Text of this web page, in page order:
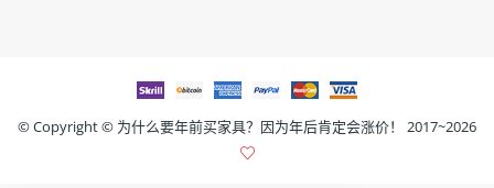
© Copyright © 为什么要年前买家具？因为年后肯定会涨价！ 2017~2026